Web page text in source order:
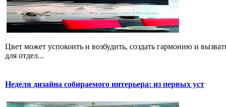
Цвет может успокоить и возбудить, создать гармонию и
для отдел...
Неделя дизайна собираемого интерьера: из первых уст